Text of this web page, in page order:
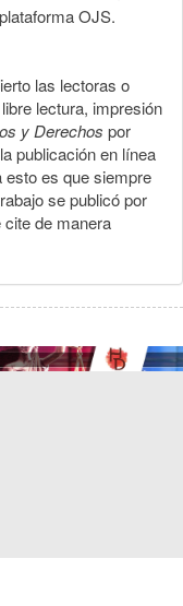
OJS.
las lectoras o
lectura, impresión
y Derechos por
publicación en línea
esto es que siempre
se publicó por
cite de manera